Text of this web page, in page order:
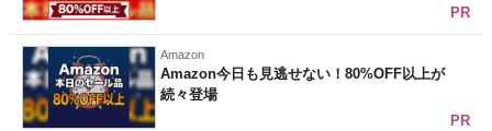
PR
Amazon
Amazon今日も見逃せない！80%OFF以上が
続々登場
PR